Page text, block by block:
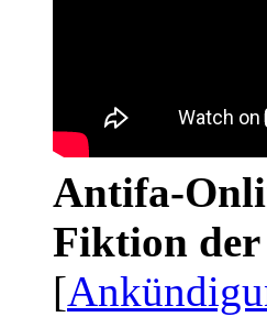
Antifa-
Fiktion
[